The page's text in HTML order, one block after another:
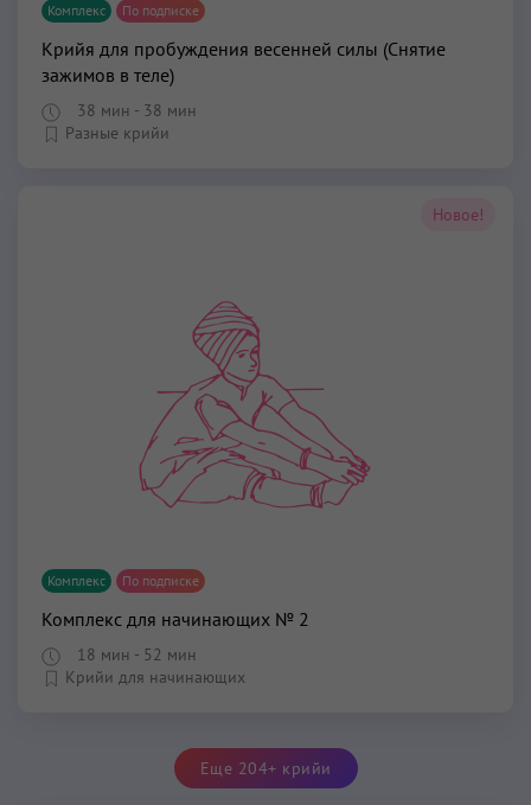
Комплекс По подписке
Крийя для пробуждения весенней силы (Снятие
зажимов в теле)
38 мин - 38 мин
Разные крийи
Новое!
Комплекс По подписке
Комплекс для начинающих № 2
18 мин - 52 мин
Крийи для начинающих
Еще 204+ крийи